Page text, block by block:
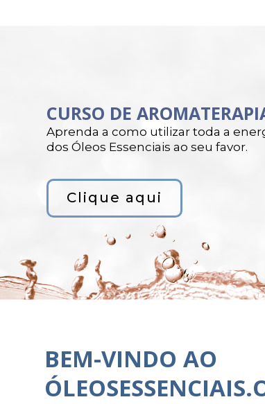
CURSO DE
Aprenda a como utilizar toda a
dos Óleos Essenciais ao seu favor.
Clique aqui
BEM-VINDO AO